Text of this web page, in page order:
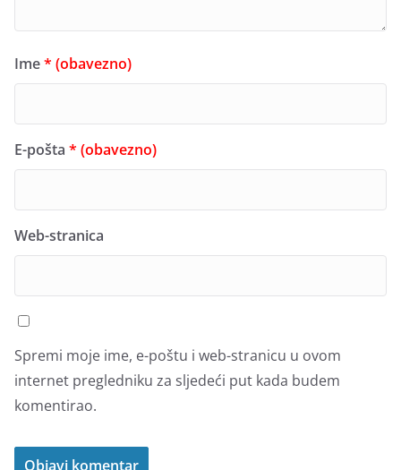
Ime* (obavezno)
E-pošta * (obavezno)
Web-stranica
Spremi moje ime, e-poštu i web-stranicu u ovom
internet pregledniku za sljedeći put kada budem
komentirao.